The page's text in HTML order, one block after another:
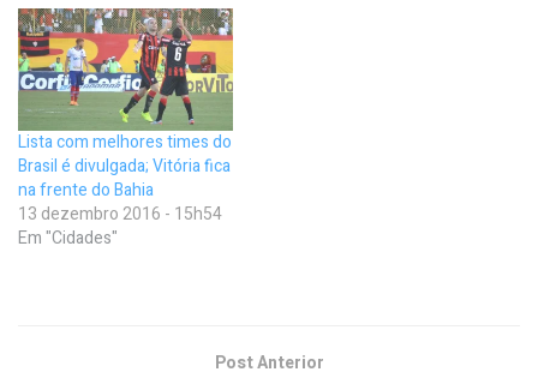
Lista com melhores times do
Brasil é divulgada; Vitória fica
na frente do Bahia
13 dezembro 2016 - 15h54
Em "Cidades"
Post Anterior